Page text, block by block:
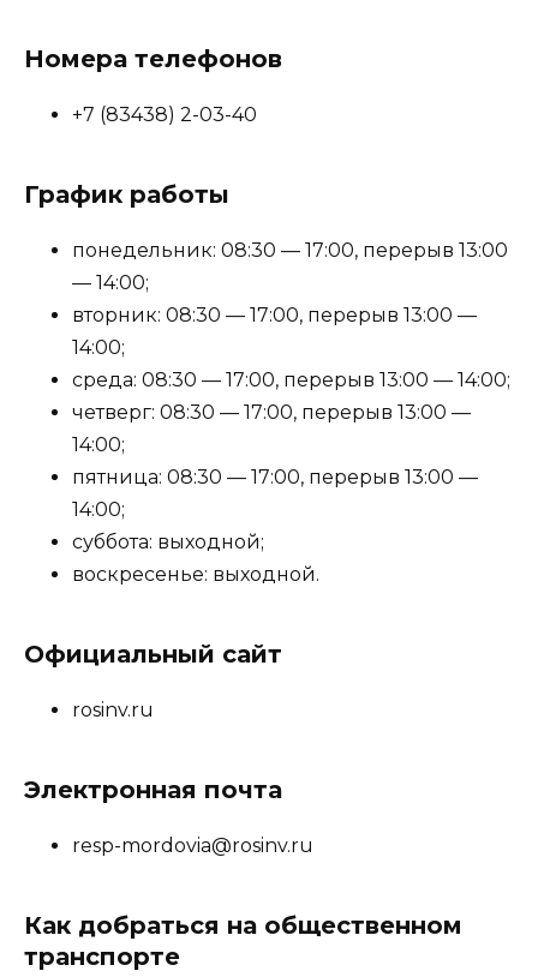
Номера телефонов
+7 (83438) 2-03-40
График работы
понедельник: 08:30 — 17:00, перерыв 13:00
— 14:00;
вторник: 08:30 — 17:00, перерыв 13:00 —
14:00;
среда: 08:30 — 17:00, перерыв 13:00 — 14:00;
четверг: 08:30 — 17:00, перерыв 13:00 —
14:00;
пятница: 08:30 — 17:00, перерыв 13:00 —
14:00;
суббота: выходной;
воскресенье: выходной.
Официальный сайт
rosinv.ru
Электронная почта
resp-mordovia@rosinv.ru
Как добраться на общественном
транспорте